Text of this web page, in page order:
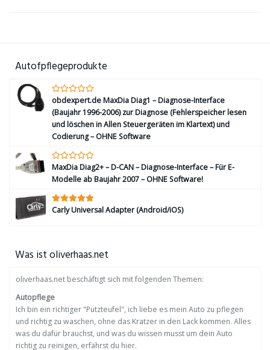
Autofpflegeprodukte
obdexpert.de MaxDia Diag1 – Diagnose-Interface
(Baujahr 1996-2006) zur Diagnose (Fehlerspeicher lesen
und löschen in Allen Steuergeräten im Klartext) und
Codierung – OHNE Software
MaxDia Diag2+ – D-CAN – Diagnose-Interface – Für E-
Modelle ab Baujahr 2007 – OHNE Software!
Carly Universal Adapter (Android/iOS)
Was ist oliverhaas.net
oliverhaas.net beschäftigt sich mit folgenden Themen:
Autopflege
Ich bin ein richtiger "Putzteufel", ich liebe es mein Auto zu pflegen
und richtig zu waschen, ohne das Kratzer in den Lack kommen. Alles
was du dafür brauchst, und was du wissen musst um dein Auto
richtig zu reinigen, erfährst du hier.